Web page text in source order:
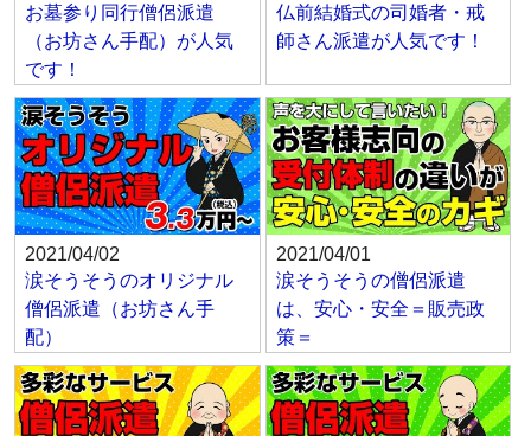
お墓参り同行僧侶派遣
（お坊さん手配）が人気
です！
仏前結婚式の司婚者・戒
師さん派遣が人気です！
2021/04/02
涙そうそうのオリジナル
僧侶派遣（お坊さん手
配）
2021/04/01
涙そうそうの僧侶派遣
は、安心・安全＝販売政
策＝